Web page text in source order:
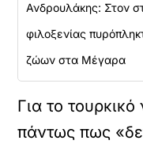
Ανδρουλάκης: Στον
φιλοξενίας
ζώων στα Μέγαρα
Για το τουρκικό
πάντως πως